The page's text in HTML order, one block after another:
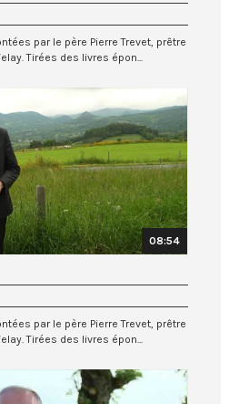
par le père Pierre Trevet, prêtre
Tirées des livres épon...
08:54
par le père Pierre Trevet, prêtre
Tirées des livres épon...